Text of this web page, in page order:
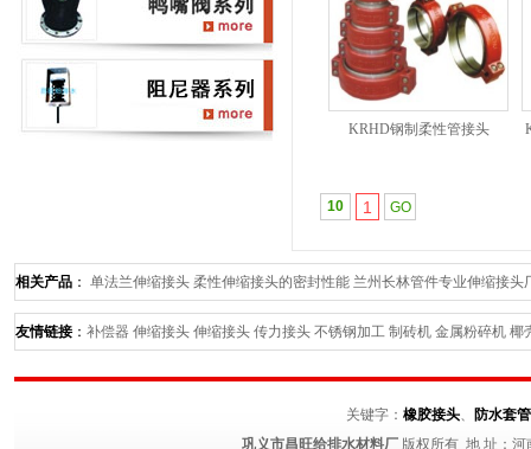
KRHD钢制柔性管接头
10 1
相关产品 ： 单法兰伸缩接头 柔性伸缩接头的密封性能 兰州长林管件专业伸缩接头
寸--长林管件最专业 分析《鸭嘴阀在排海工程中所展现出的强大优势》长林鸭嘴阀
友情链接： 补偿器 伸缩接头 伸缩接头 传力接头 不锈钢加工 制砖机 金属粉碎机 椰
关键字： 橡胶接头、
防水套管
巩义市昌旺给排水材料厂 版权所有 地 址：河